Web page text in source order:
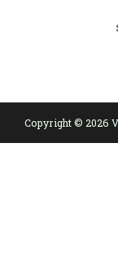
Copyright © 2026